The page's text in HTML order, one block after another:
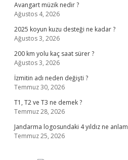
Avangart müzik nedir ?
Ağustos 4, 2026
2025 koyun kuzu desteği ne kadar ?
Ağustos 3, 2026
200 km yolu kaç saat sürer ?
Ağustos 3, 2026
İzmitin adı neden değişti ?
Temmuz 30, 2026
T1, T2 ve T3 ne demek ?
Temmuz 28, 2026
Jandarma logosundaki 4 yıldız ne
Temmuz 25, 2026